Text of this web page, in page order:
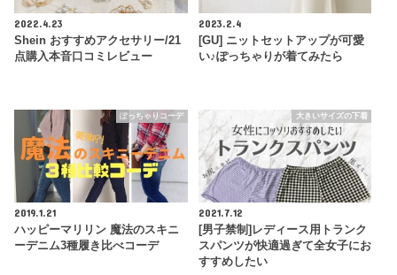
2022.4.23
Shein おすすめアクセサリー/21
点購入本音口コミレビュー
2023.2.4
[GU] ニットセットアップが可愛
い♪ぽっちゃりが着てみたら
ぽっちゃりコーデ
2019.1.21
ハッピーマリリン 魔法のスキニ
ーデニム3種履き比べコーデ
大きいサイズの下着
2021.7.12
[男子禁制]レディース用トランク
スパンツが快適過ぎて全女子にお
すすめしたい